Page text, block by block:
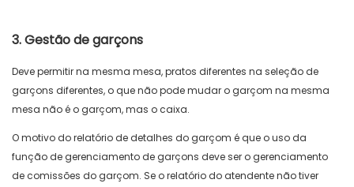
3. Gestão de garçons
Deve permitir na mesma mesa, pratos diferentes na seleção de
garçons diferentes, o que não pode mudar o garçom na mesma
mesa não é o garçom, mas o caixa.
O motivo do relatório de detalhes do garçom é que o uso da
função de gerenciamento de garçons deve ser o gerenciamento
de comissões do garçom. Se o relatório do atendente não tiver